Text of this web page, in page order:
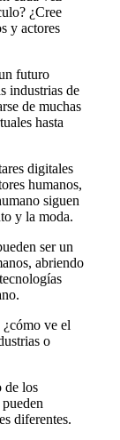
¿Cree
y actores
futuro
industrias de
de muchas
hasta
digitales
humanos,
siguen
y la moda.
ser un
abriendo
ve el
o
de los
diferentes.